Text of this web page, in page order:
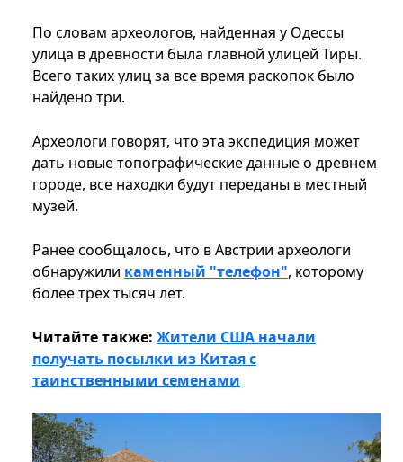
По словам археологов, найденная у Одессы
улица в древности была главной улицей Тиры.
Всего таких улиц за все время раскопок было
найдено три.
Археологи говорят, что эта экспедиция может
дать новые топографические данные о древнем
городе, все находки будут переданы в местный
музей.
Ранее сообщалось, что в Австрии археологи
обнаружили каменный "телефон", которому
более трех тысяч лет.
Читайте также: Жители США начали
получать посылки из Китая с
таинственными семенами